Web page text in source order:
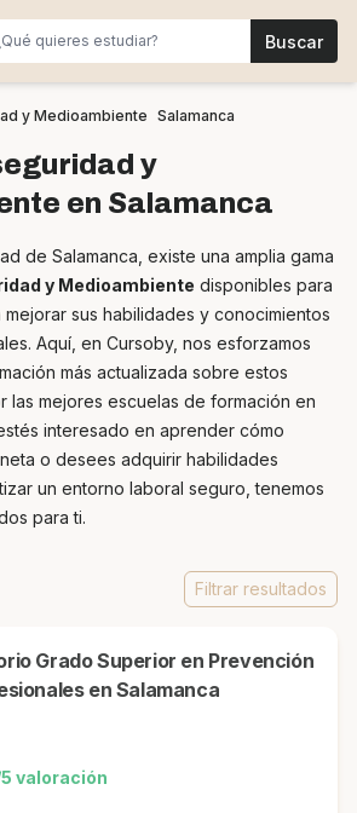
y Medioambiente Salamanca
y
en Salamanca
de Salamanca, existe una amplia gama
y Medioambiente disponibles para
sus habilidades y conocimientos
Aquí, en Cursoby, nos esforzamos
más actualizada sobre estos
las mejores escuelas de formación en
interesado en aprender cómo
o desees adquirir habilidades
un entorno laboral seguro, tenemos
para ti.
Filtrar resultados
en Salamanca
valoración